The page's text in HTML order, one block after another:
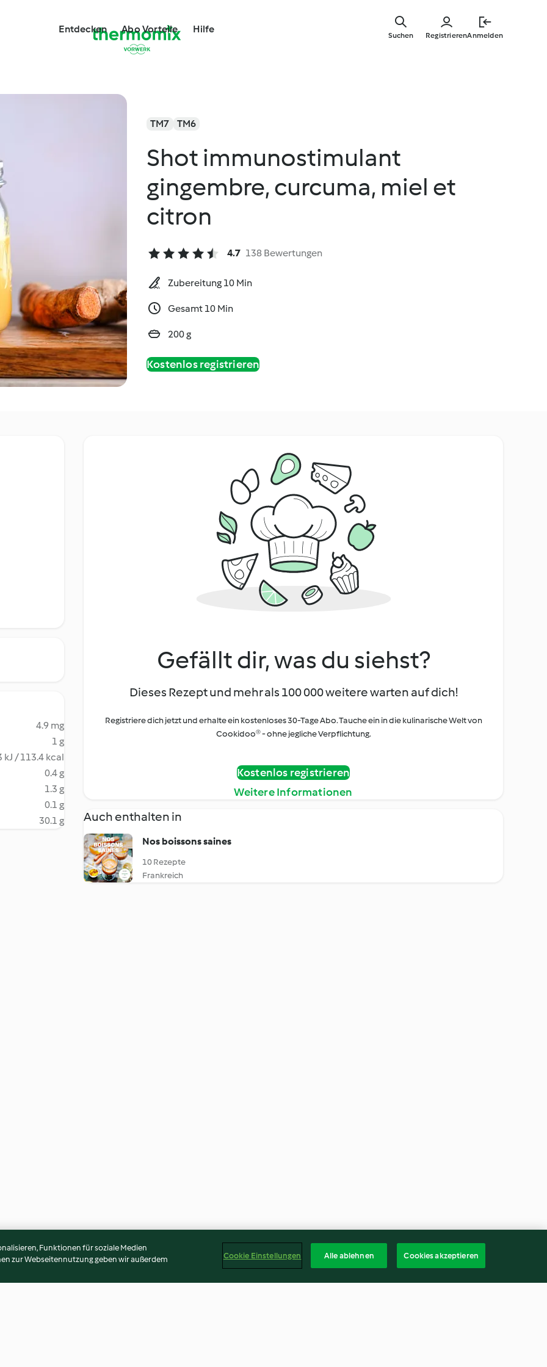
Entdecken Abo Vorteile Hilfe
RegistrierenAnmelden
Suchen
TM7 TM6
Shot immunostimulant
gingembre, curcuma, miel et
citron
4.7 138 Bewertungen
Zubereitung 10 Min
Gesamt 10 Min
200 g
Kostenlos registrieren
4.9 mg
1 g
kJ / 113.4 kcal
0.4 g
1.3 g
0.1 g
30.1 g
Gefällt dir, was du siehst?
Dieses Rezept und mehr als 100 000 weitere warten auf dich!
Registriere dich jetzt und erhalte ein kostenloses 30-Tage Abo. Tauche ein in die kulinarische Welt von
Cookidoo® - ohne jegliche Verpflichtung.
Kostenlos registrieren
Weitere Informationen
Auch enthalten in
Nos boissons saines
10 Rezepte
Frankreich
Funktionen für soziale Medien
zur Webseitennutzung geben wir außerdem
Cookie Einstellungen Alle ablehnen Cookies akzeptieren